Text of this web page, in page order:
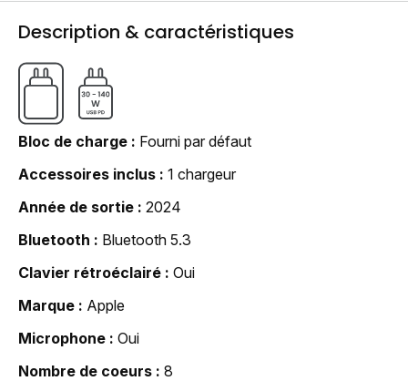
Description & caractéristiques
Bloc de charge
Fourni par défaut
Accessoires inclus
1 chargeur
Année de sortie
2024
Bluetooth
Bluetooth 5.3
Clavier rétroéclairé
Oui
Marque
Apple
Microphone
Oui
Nombre de coeurs
8